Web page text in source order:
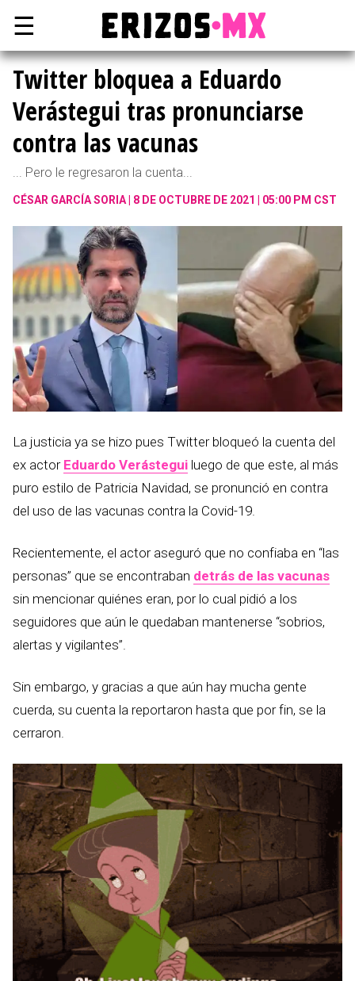
☰
Twitter bloquea a Eduardo
Verástegui tras pronunciarse
contra las vacunas
... Pero le regresaron la cuenta...
CÉSAR GARCÍA SORIA 8 DE OCTUBRE DE 2021 | 05:00 PM CST
La justicia ya se hizo pues Twitter bloqueó la cuenta del
ex actor Eduardo Verástegui luego de que este, al más
puro estilo de Patricia Navidad, se pronunció en contra
del uso de las vacunas contra la Covid-19.
Recientemente, el actor aseguró que no confiaba en “las
personas” que se encontraban detrás de las vacunas
sin mencionar quiénes eran, por lo cual pidió a los
seguidores que aún le quedaban mantenerse “sobrios,
alertas y vigilantes”.
Sin embargo, y gracias a que aún hay mucha gente
cuerda, su cuenta la reportaron hasta que por fin, se la
cerraron.